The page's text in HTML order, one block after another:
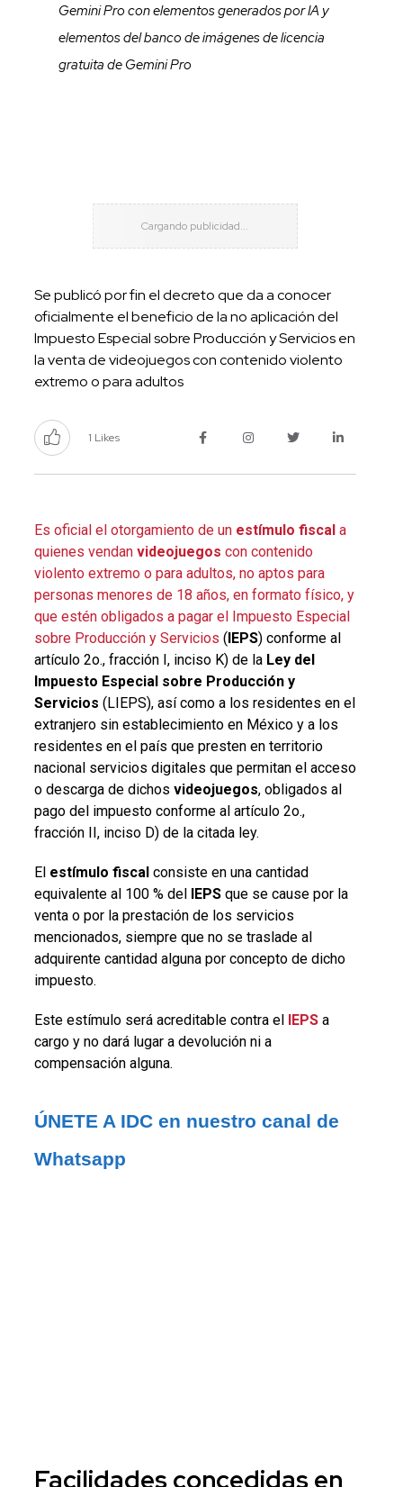
Gemini Pro con elementos generados por IA y
elementos del banco de imágenes de licencia
gratuita de Gemini Pro
Se publicó por fin el decreto que da a conocer
oficialmente el beneficio de la no aplicación del
Impuesto Especial sobre Producción y Servicios en
la venta de videojuegos con contenido violento
extremo o para adultos
1 Likes
Es oficial el otorgamiento de un estímulo fiscala
quienes vendan videojuegos con contenido
violento extremo o para adultos, no aptos para
personas menores de 18 años, en formato físico, y
que estén obligados a pagar el Impuesto Especial
sobre Producción y Servicios (IEPS) conforme al
artículo 2o., fracción I, inciso K) de la Ley del
Impuesto Especial sobre Producción y
Servicios (LIEPS), así como a los residentes en el
extranjero sin establecimiento en México y a los
residentes en el país que presten en territorio
nacional servicios digitales que permitan el acceso
o descarga de dichos videojuegos, obligados al
pago del impuesto conforme al artículo 2o.,
fracción II, inciso D) de la citada ley.
El estímulo fiscalconsiste en una cantidad
equivalente al 100 % del IEPSque se cause por la
venta o por la prestación de los servicios
mencionados, siempre que no se traslade al
adquirente cantidad alguna por concepto de dicho
impuesto.
Este estímulo será acreditable contra el IEPSa
cargo y no dará lugar a devolución ni a
compensación alguna.
ÚNETE A IDC en nuestro canal de
Whatsapp
Facilidades concedidas en